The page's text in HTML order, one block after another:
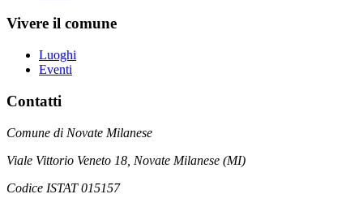
Vivere il comune
Luoghi
Eventi
Contatti
Comune di Novate Milanese
Viale Vittorio Veneto 18, Novate Milanese (MI)
Codice ISTAT 015157